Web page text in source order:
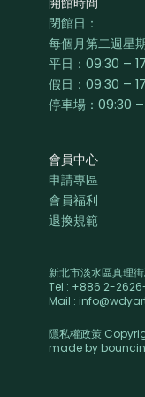
閉館日：
每個月第二週星
平日： 09:30 –
假日：09:30 –
停車場：09:30
會員中心
申請專區
會員福利
退換規範
新北市淡水區真理
Tel : +886 2-
Mail :
隱私權政策
made by bouncin